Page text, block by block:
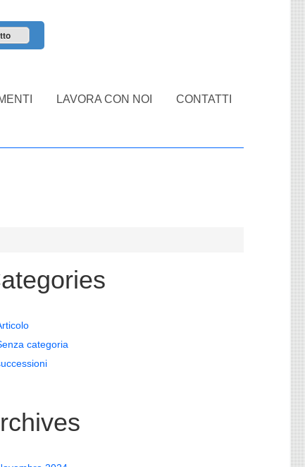
LAVORA CON NOI CONTATTI
categoria